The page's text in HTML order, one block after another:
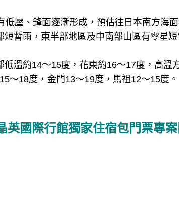
低壓、鋒面逐漸形成，預估往日本南方海
暫雨，東半部地區及中南部山區有零星短
溫約14～15度，花東約16～17度，高溫
～18度，金門13～19度，馬祖12～15度。
英國際行館獨家住宿包門票專